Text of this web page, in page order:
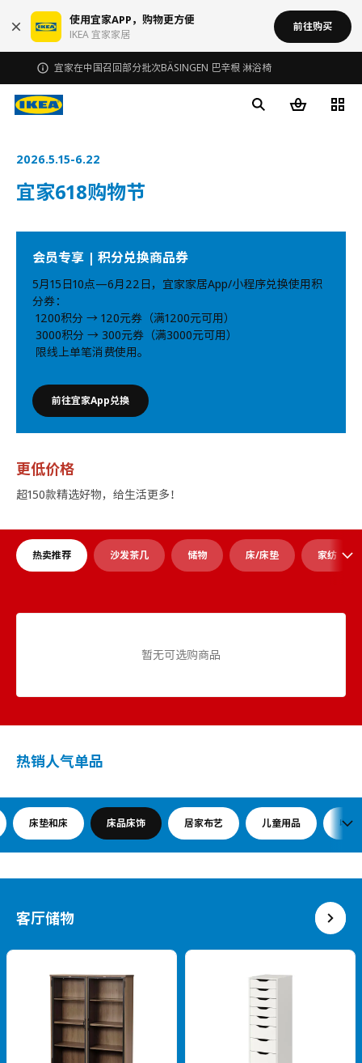
使用宜家APP，购物更方便
IKEA 宜家家居
前往购买
2026.5.15-6.22
宜家618购物节
会员专享 | 积分兑换商品券
5月15日10点—6月22日，宜家家居App/小程序兑换使用积
分券：
1200积分 → 120元券（满1200元可用）
3000积分 → 300元券（满3000元可用）
限线上单笔消费使用。
前往宜家App兑换
更低价格
超150款精选好物，给生活更多！
热卖推荐 沙发茶几 储物 床/床垫 家纺
暂无可选购商品
热销人气单品
床垫和床 床品床饰 居家布艺 儿童用品 收纳
客厅储物